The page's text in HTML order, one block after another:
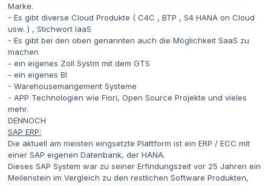
Marke.
- Es gibt diverse Cloud Produkte ( C4C , BTP , S4 HANA on Cloud
usw. ) , Stichwort IaaS
- Es gibt bei den oben genannten auch die Möglichkeit SaaS zu
machen
- ein eigenes Zoll Systm mit dem GTS
- ein eigenes BI
- Warehousemangement Systeme
- APP Technologien wie Fiori, Open Source Projekte und vieles
mehr.
DENNOCH
SAP ERP:
Die aktuell am meisten eingsetzte Plattform ist ein ERP / ECC mit
einer SAP eigenen Datenbank, der HANA.
Dieses SAP System war zu seiner Erfindungszeit vor 25 Jahren ein
Meilenstein im Vergleich zu den restlichen Software Produkten,